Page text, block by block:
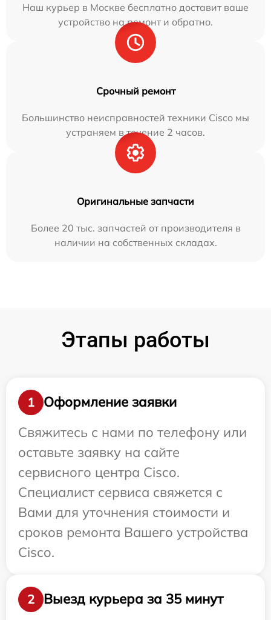
Наш курьер в Москве бесплатно доставит ваше
устройство на ремонт и обратно.
Срочный ремонт
Большинство неисправностей техники Cisco мы
устраняем в течение 2 часов.
Оригинальные запчасти
Более 20 тыс. запчастей от производителя в
наличии на собственных складах.
Этапы работы
1
Оформление заявки
Свяжитесь с нами по телефону или
оставьте заявку на сайте
сервисного центра Cisco.
Специалист сервиса свяжется с
Вами для уточнения стоимости и
сроков ремонта Вашего устройства
Cisco.
2 Выезд курьера за 35 минут